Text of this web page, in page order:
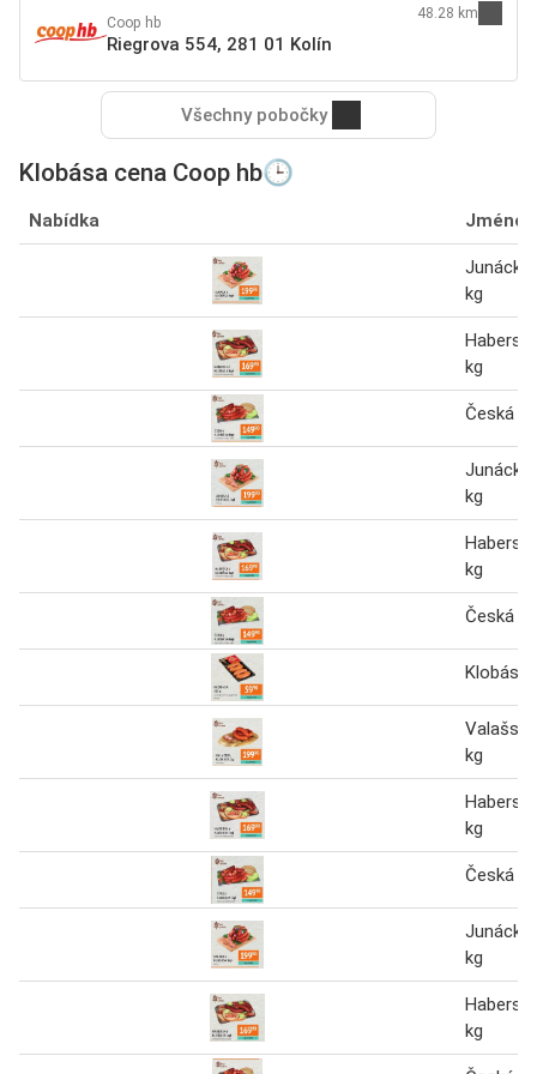
Coop hb
Riegrova 554, 281 01 Kolín
48.28 km
Všechny pobočky
Klobása cena Coop hb🕒
Nabídka Jméno
Junácká
kg
kg
Česká
Junácká
kg
kg
Česká
Klobása
kg
kg
Česká
Junácká
kg
kg